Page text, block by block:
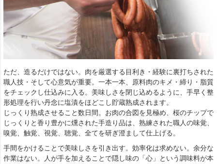
ただ、造るだけではない。肉を厳選する目利き・経験に裏打ちされた
職人技・そして心意気が重要。一本一本、原料肉のキメ・締り・脂質
をチェックし仕込みに入る。美味しさを閉じ込めるように、手早く整
形処理を行い丹念に塩漬をほどこし貯蔵熟成されます。
じっくり熟成させること数日間。お肉の合図を見極め、桜のチップで
じっくりと香り豊かに燻された手造り品は、熟練された職人の味覚、
嗅覚、触覚、視覚、聴覚、全てを研ぎ澄まして仕上げる。
手間をかけることで美味しさを引き出す。効率化は求めない。余分な
作業はない。人が手を加えることで隠し味の「心」という調味料が本